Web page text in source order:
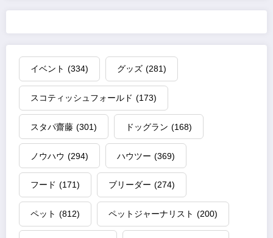
ペ
ー
ジ
送
り
イベント (334) グッズ (281)
スコティッシュフォールド (173)
スタパ齋藤 (301) ドッグラン (168)
ノウハウ (294) ハウツー (369)
フード (171) ブリーダー (274)
ペット (812) ペットジャーナリスト (200)